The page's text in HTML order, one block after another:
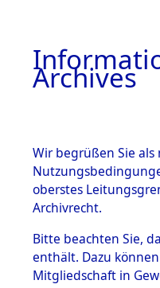
BESTÄNDE
1.
Archives
Wir begrüßen Sie als
oberstes
Archivrecht.
Bitte beachten Sie,
enthält. Dazu
Mitgliedschaft in